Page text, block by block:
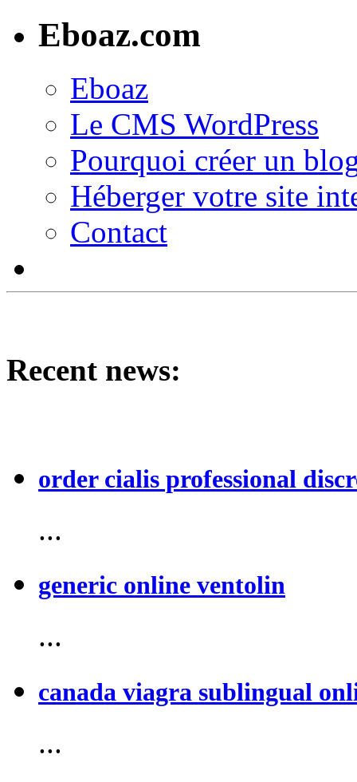
Eboaz.com
Eboaz
Le CMS WordPress
Pourquoi créer un
Héberger votre site
Contact
Recent news:
order cialis professional
...
generic online ventolin
...
canada viagra sublingual
...